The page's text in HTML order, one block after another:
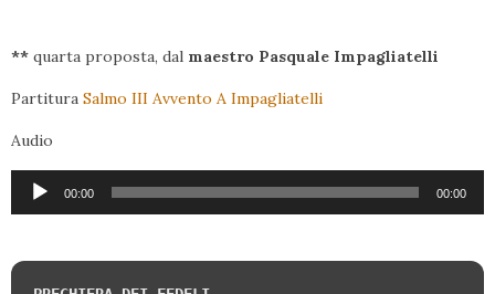
** quarta proposta, dal maestro Pasquale Impagliatelli
Partitura Salmo III Avvento A Impagliatelli
Audio
Audio
Player
00:00 00:00